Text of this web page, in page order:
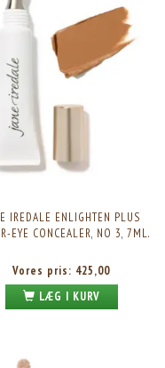
IREDALE ENLIGHTEN PLUS
EYE CONCEALER, NO 3, 7ML.
Vores pris: 425,00
LÆG I KURV